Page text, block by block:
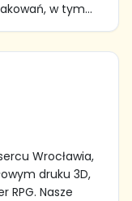
w tym...
Wrocławia,
druku 3D,
RPG. Nasze